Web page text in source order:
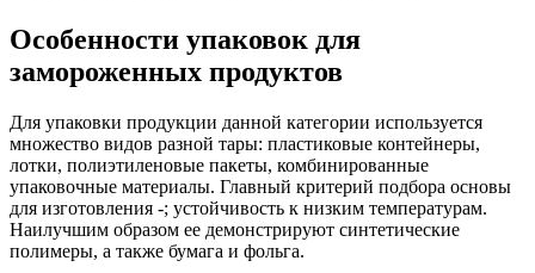
Особенности упаковок для
замороженных продуктов
Для упаковки продукции данной категории используется
множество видов разной тары: пластиковые контейнеры,
лотки, полиэтиленовые пакеты, комбинированные
упаковочные материалы. Главный критерий подбора основы
для изготовления -; устойчивость к низким температурам.
Наилучшим образом ее демонстрируют синтетические
полимеры, а также бумага и фольга.